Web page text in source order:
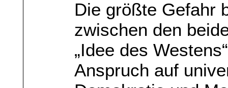
Die größte Gefahr
zwischen den
„Idee des
Anspruch auf